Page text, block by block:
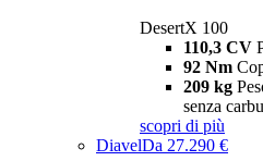
DesertX 100
110,3 CV
92 Nm
209 kg
senza
scopri di più
DiavelDa 27.290 €